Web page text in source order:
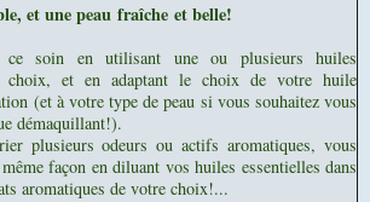
et une peau fraîche et belle!
ce soin en utilisant une ou plusieurs huiles
choix, et en adaptant le choix de votre huile
(et à votre type de peau si vous souhaitez vous
démaquillant!).
plusieurs odeurs ou actifs aromatiques, vous
façon en diluant vos huiles essentielles dans
aromatiques de votre choix!...